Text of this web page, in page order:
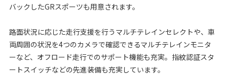
バックしたGRスポーツも用意されます。
路面状況に応じた走行支援を行うマルチテレインセレクトや、車
両周囲の状況を4つのカメラで確認できるマルチテレインモニタ
ーなど、オフロード走行でのサポート機能も充実。指紋認証スタ
ートスイッチなどの先進装備も充実しています。